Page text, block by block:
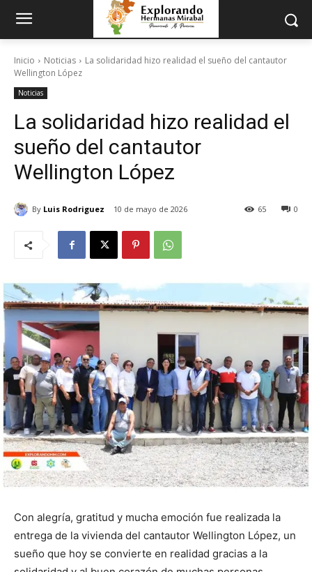
Inicio Noticias
La solidaridad hizo realidad el sueño del cantautor
Wellington López
Noticias
La solidaridad hizo realidad el
sueño del cantautor
Wellington López
By Luis Rodriguez 10 de mayo de 2026 0
65
Con alegría, gratitud y mucha emoción fue realizada la
entrega de la vivienda del cantautor Wellington López, un
sueño que hoy se convierte en realidad gracias a la